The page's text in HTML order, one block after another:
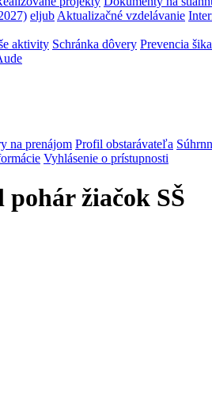
eljub Aktualizačné vzdelávanie
aktivity Schránka dôvery Prevencia
na prenájom Profil obstarávateľa
Vyhlásenie o prístupnosti
žiačok SŠ